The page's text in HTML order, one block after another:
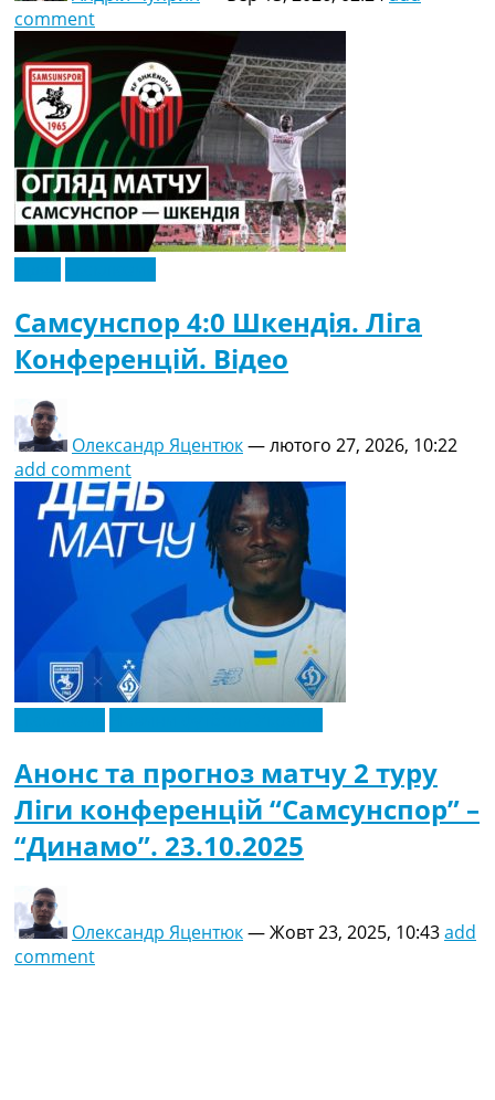
comment
Самсунспор 4:0 Шкендія. Ліга
Конференцій. Відео
Олександр Яцентюк—лютого 27, 2026, 10:22
add comment
Анонс та прогноз матчу 2 туру
Ліги конференцій “Самсунспор” –
“Динамо”. 23.10.2025
Олександр Яцентюк—Жовт 23, 2025, 10:43add
comment